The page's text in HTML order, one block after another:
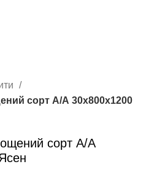
сорт А/А 30х800х1200
сорт А/А